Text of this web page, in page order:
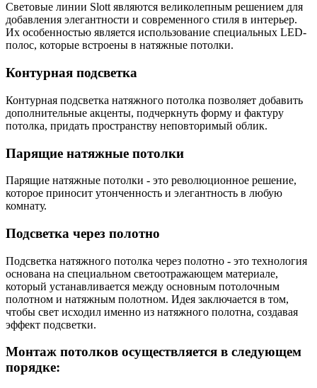
Световые линии Slott являются великолепным решением для
добавления элегантности и современного стиля в интерьер.
Их особенностью является использование специальных LED-
полос, которые встроены в натяжные потолки.
Контурная подсветка
Контурная подсветка натяжного потолка позволяет добавить
дополнительные акценты, подчеркнуть форму и фактуру
потолка, придать пространству неповторимый облик.
Парящие натяжные потолки
Парящие натяжные потолки - это революционное решение,
которое приносит утонченность и элегантность в любую
комнату.
Подсветка через полотно
Подсветка натяжного потолка через полотно - это технология
основана на специальном светоотражающем материале,
который устанавливается между основным потолочным
полотном и натяжным полотном. Идея заключается в том,
чтобы свет исходил именно из натяжного полотна, создавая
эффект подсветки.
Монтаж потолков осуществляется в следующем
порядке: